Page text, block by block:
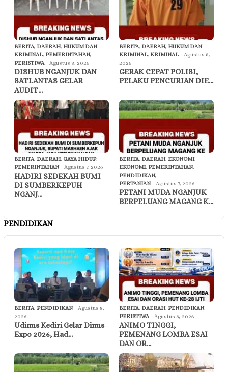
BERITA, DAERAH, HUKUM DAN
KRIMINAL, PEMERINTAHAN,
PERISTIWA
Agustus 8, 2026
DISHUB NGANJUK DAN
SATLANTAS GELAR
AUDIT…
BERITA, DAERAH, HUKUM DAN
KRIMINAL, KRIMINAL
Agustus 8,
2026
GERAK CEPAT POLISI,
PELAKU PENCURIAN DIE…
BERITA, DAERAH, GAYA HIDUP,
PEMERINTAHAN
Agustus 7, 2026
HADIRI SEDEKAH BUMI
DI SUMBERKEPUH
NGANJ…
BERITA, DAERAH, EKONOMI,
EKONOMI, PEMERINTAHAN,
PENDIDIKAN,
PERTANIAN
Agustus 7, 2026
PETANI MUDA NGANJUK
BERPELUANG MAGANG K…
PENDIDIKAN
BERITA, PENDIDIKAN
Agustus 8,
2026
Udinus Kediri Gelar Dinus
Expo 2026, Had…
BERITA, DAERAH, PENDIDIKAN,
PERISTIWA
Agustus 8, 2026
ANIMO TINGGI,
PEMENANG LOMBA ESAI
DAN OR…